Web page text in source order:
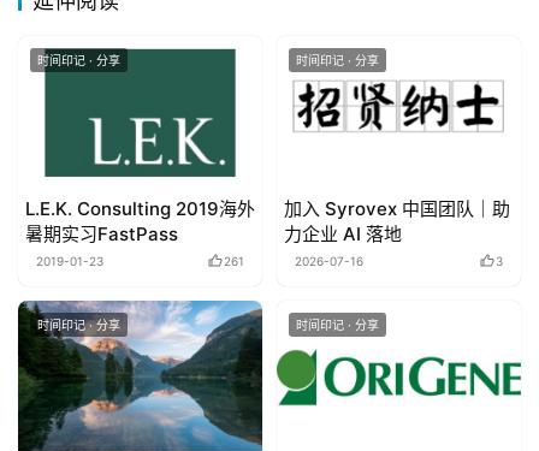
时间印记 · 分享
L.E.K. Consulting 2019海外
暑期实习FastPass
2019-01-23 261
时间印记 · 分享
加入 Syrovex 中国团队｜助
力企业 AI 落地
2026-07-16 3
时间印记 · 分享 时间印记 · 分享